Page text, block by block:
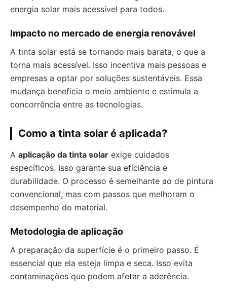
energia solar mais acessível para todos.
Impacto no mercado de energia renovável
A tinta solar está se tornando mais barata, o que a
torna mais acessível. Isso incentiva mais pessoas e
empresas a optar por soluções sustentáveis. Essa
mudança beneficia o meio ambiente e estimula a
concorrência entre as tecnologias.
Como a tinta solar é aplicada?
A aplicação da tinta solar exige cuidados
específicos. Isso garante sua eficiência e
durabilidade. O processo é semelhante ao de pintura
convencional, mas com passos que melhoram o
desempenho do material.
Metodologia de aplicação
A preparação da superfície é o primeiro passo. É
essencial que ela esteja limpa e seca. Isso evita
contaminações que podem afetar a aderência.